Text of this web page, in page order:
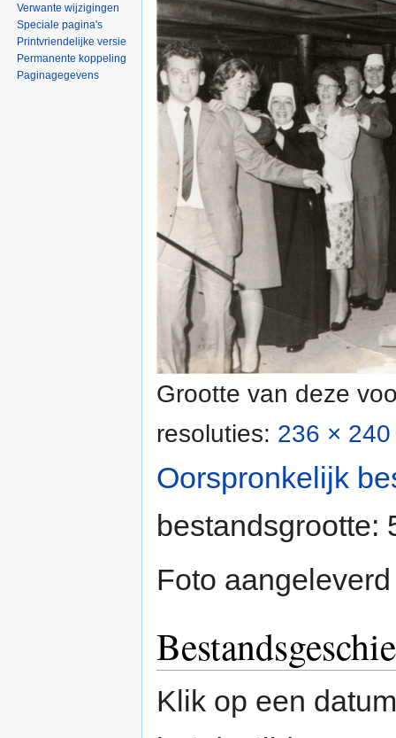
Grootte van deze
resoluties: 236 ×
Oorspronkelijk
bestandsgrootte:
Foto
Klik op een
Verwante wijzigingen
Speciale pagina's
Printvriendelijke versie
Permanente koppeling
Paginagegevens